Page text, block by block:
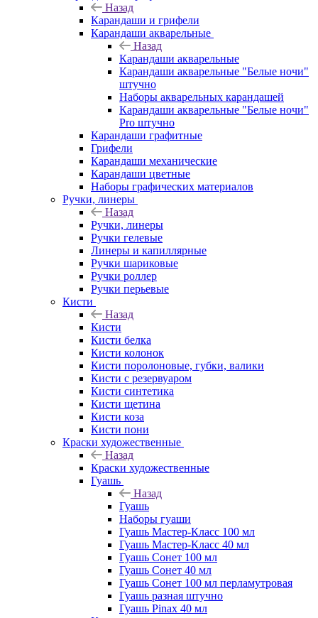
Назад
Карандаши и грифели
Карандаши акварельные
Назад
Карандаши акварельные
Карандаши акварельные "Белые ночи"
штучно
Наборы акварельных карандашей
Карандаши акварельные "Белые ночи"
Pro штучно
Карандаши графитные
Грифели
Карандаши механические
Карандаши цветные
Наборы графических материалов
Ручки, линеры
Назад
Ручки, линеры
Ручки гелевые
Линеры и капиллярные
Ручки шариковые
Ручки роллер
Ручки перьевые
Кисти
Назад
Кисти
Кисти белка
Кисти колонок
Кисти поролоновые, губки, валики
Кисти с резервуаром
Кисти синтетика
Кисти щетина
Кисти коза
Кисти пони
Краски художественные
Назад
Краски художественные
Гуашь
Назад
Гуашь
Наборы гуаши
Гуашь Мастер-Класс 100 мл
Гуашь Мастер-Класс 40 мл
Гуашь Сонет 100 мл
Гуашь Сонет 40 мл
Гуашь Сонет 100 мл перламутровая
Гуашь разная штучно
Гуашь Pinax 40 мл